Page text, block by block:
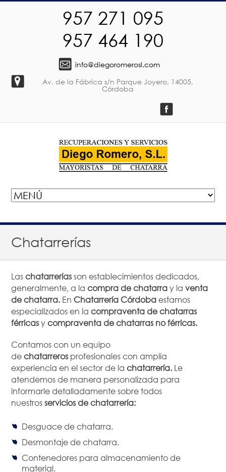
957 271 095
957 464 190
info@diegoromerosl.com
Av. de la Fábrica s/n Parque Joyero, 14005,
Córdoba
Chatarrerías
Laschatarreríasson establecimientos dedicados,
generalmente, a lacompra de chatarray laventa
de chatarra. En Chatarrería Córdobaestamos
especializados en lacompraventa de chatarras
férricasycompraventa de chatarras no férricas.
Contamos con un equipo
dechatarreros profesionales con amplia
experiencia en el sector de lachatarrería. Le
atendemos de manera personalizada para
informarle detalladamente sobre todos
nuestrosservicios de chatarrería:
Desguace de chatarra.
Desmontaje de chatarra.
Contenedores para almacenamiento de
material.